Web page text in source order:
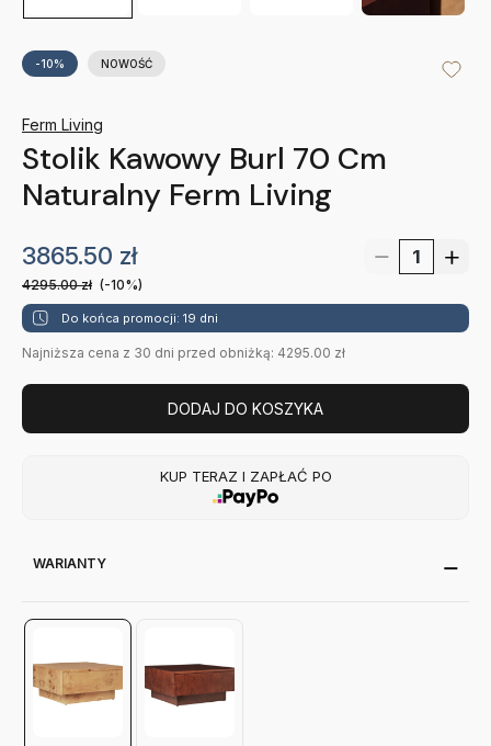
-10% NOWOŚĆ
Ferm Living
Stolik Kawowy Burl 70 Cm
Naturalny Ferm Living
3865.50 zł
4295.00zł (-10%)
Do końca promocji: 19 dni
Najniższa cena z 30 dni przed obniżką: 4295.00 zł
DODAJ DO KOSZYKA
KUP TERAZ I ZAPŁAĆ PO
WARIANTY